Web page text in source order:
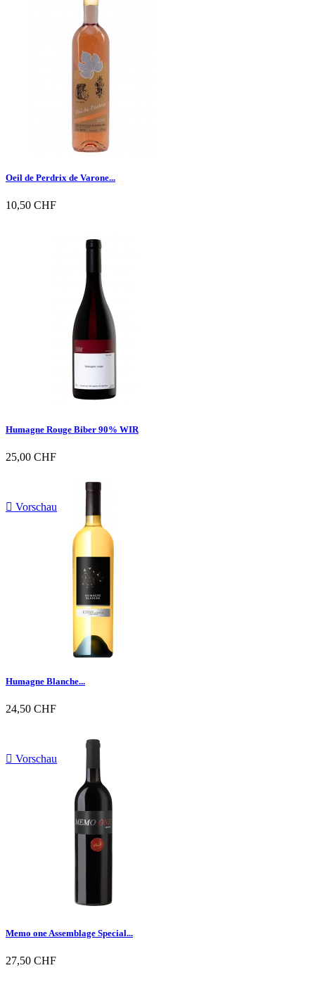
Oeil de Perdrix de Varone...
10,50 CHF
Humagne Rouge Biber 90% WIR
25,00 CHF
 Vorschau
Humagne Blanche...
24,50 CHF
 Vorschau
Memo one Assemblage Special...
27,50 CHF